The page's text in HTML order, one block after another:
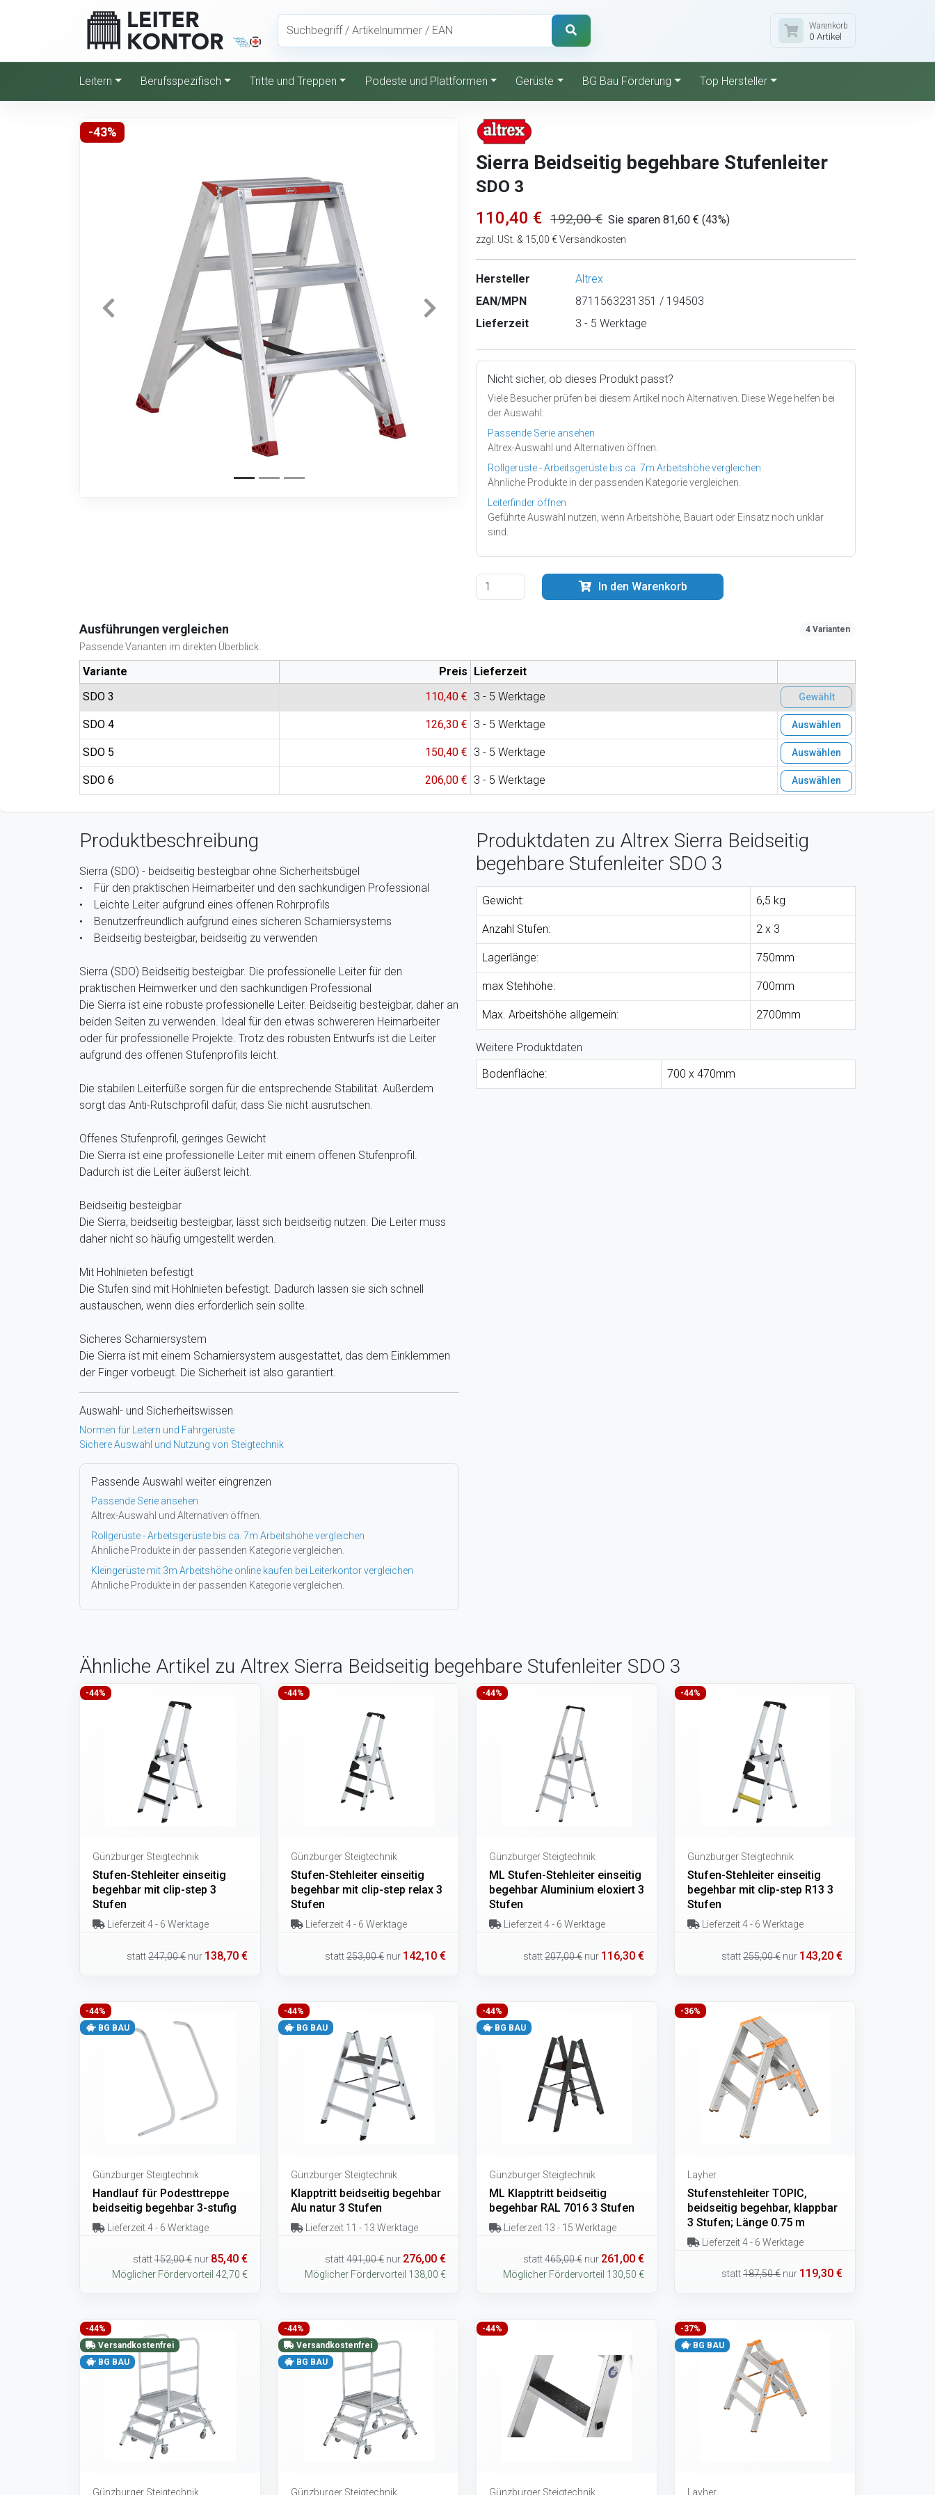
Warenkorb
0 Artikel
Leitern Berufsspezifisch Tritte und Treppen Podeste und Plattformen Gerüste BG Bau Förderung Top Hersteller
-43%
Sierra Beidseitig begehbare Stufenleiter
SDO 3
110,40 € 192,00 € Sie sparen 81,60 € (43%)
zzgl. USt. & 15,00 € Versandkosten
Hersteller
Altrex
EAN/MPN
8711563231351 / 194503
Lieferzeit
3 - 5 Werktage
Nicht sicher, ob dieses Produkt passt?
Viele Besucher prüfen bei diesem Artikel noch Alternativen. Diese Wege helfen bei
der Auswahl:
Passende Serie ansehen
Altrex-Auswahl und Alternativen öffnen.
Rollgerüste - Arbeitsgerüste bis ca. 7m Arbeitshöhe vergleichen
Ähnliche Produkte in der passenden Kategorie vergleichen.
Leiterfinder öffnen
Geführte Auswahl nutzen, wenn Arbeitshöhe, Bauart oder Einsatz noch unklar
sind.
In den Warenkorb
Ausführungen vergleichen
Passende Varianten im direkten Überblick.
4 Varianten
Variante Preis Lieferzeit
SDO 3
110,40 € 3 - 5 Werktage Gewählt
SDO 4 126,30 € 3 - 5 Werktage Auswählen
SDO 5 150,40 € 3 - 5 Werktage Auswählen
SDO 6 206,00 € 3 - 5 Werktage Auswählen
Produktbeschreibung
Sierra (SDO) - beidseitig besteigbar ohne Sicherheitsbügel
• Für den praktischen Heimarbeiter und den sachkundigen Professional
• Leichte Leiter aufgrund eines offenen Rohrprofils
• Benutzerfreundlich aufgrund eines sicheren Scharniersystems
• Beidseitig besteigbar, beidseitig zu verwenden
Sierra (SDO) Beidseitig besteigbar. Die professionelle Leiter für den
praktischen Heimwerker und den sachkundigen Professional
Die Sierra ist eine robuste professionelle Leiter. Beidseitig besteigbar, daher an
beiden Seiten zu verwenden. Ideal für den etwas schwereren Heimarbeiter
oder für professionelle Projekte. Trotz des robusten Entwurfs ist die Leiter
aufgrund des offenen Stufenprofils leicht.
Die stabilen Leiterfüße sorgen für die entsprechende Stabilität. Außerdem
sorgt das Anti-Rutschprofil dafür, dass Sie nicht ausrutschen.
Offenes Stufenprofil, geringes Gewicht
Die Sierra ist eine professionelle Leiter mit einem offenen Stufenprofil.
Dadurch ist die Leiter äußerst leicht.
Beidseitig besteigbar
Die Sierra, beidseitig besteigbar, lässt sich beidseitig nutzen. Die Leiter muss
daher nicht so häufig umgestellt werden.
Mit Hohlnieten befestigt
Die Stufen sind mit Hohlnieten befestigt. Dadurch lassen sie sich schnell
austauschen, wenn dies erforderlich sein sollte.
Sicheres Scharniersystem
Die Sierra ist mit einem Scharniersystem ausgestattet, das dem Einklemmen
der Finger vorbeugt. Die Sicherheit ist also garantiert.
Auswahl- und Sicherheitswissen
Normen für Leitern und Fahrgerüste
Sichere Auswahl und Nutzung von Steigtechnik
Passende Auswahl weiter eingrenzen
Passende Serie ansehen
Altrex-Auswahl und Alternativen öffnen.
Rollgerüste - Arbeitsgerüste bis ca. 7m Arbeitshöhe vergleichen
Ähnliche Produkte in der passenden Kategorie vergleichen.
Kleingerüste mit 3m Arbeitshöhe online kaufen bei Leiterkontor vergleichen
Ähnliche Produkte in der passenden Kategorie vergleichen.
Produktdaten zu Altrex Sierra Beidseitig
begehbare Stufenleiter SDO 3
Gewicht: 6,5 kg
Anzahl Stufen: 2 x 3
Lagerlänge: 750mm
max Stehhöhe: 700mm
Max. Arbeitshöhe allgemein: 2700mm
Weitere Produktdaten
Bodenfläche:
700 x 470mm
Ähnliche Artikel zu Altrex Sierra Beidseitig begehbare Stufenleiter SDO 3
-44%
Günzburger Steigtechnik
Stufen-Stehleiter einseitig
begehbar mit clip-step 3
Stufen
Lieferzeit 4 - 6 Werktage
statt247,00 € nur 138,70 €
-44%
Günzburger Steigtechnik
Stufen-Stehleiter einseitig
begehbar mit clip-step relax 3
Stufen
Lieferzeit 4 - 6 Werktage
statt253,00 € nur 142,10 €
-44%
Günzburger Steigtechnik
ML Stufen-Stehleiter einseitig
begehbar Aluminium eloxiert 3
Stufen
Lieferzeit 4 - 6 Werktage
statt207,00 € nur 116,30 €
-44%
Günzburger Steigtechnik
Stufen-Stehleiter einseitig
begehbar mit clip-step R13 3
Stufen
Lieferzeit 4 - 6 Werktage
statt255,00 € nur 143,20 €
-44%
BG BAU
Günzburger Steigtechnik
Handlauf für Podesttreppe
beidseitig begehbar 3-stufig
Lieferzeit 4 - 6 Werktage
statt152,00 € nur 85,40 €
Möglicher Fördervorteil 42,70 €
-44%
BG BAU
Günzburger Steigtechnik
Klapptritt beidseitig begehbar
Alu natur 3 Stufen
Lieferzeit 11 - 13 Werktage
statt491,00 € nur 276,00 €
Möglicher Fördervorteil 138,00 €
-44%
BG BAU
Günzburger Steigtechnik
ML Klapptritt beidseitig
begehbar RAL 7016 3 Stufen
Lieferzeit 13 - 15 Werktage
statt465,00 € nur 261,00 €
Möglicher Fördervorteil 130,50 €
-36%
Layher
Stufenstehleiter TOPIC,
beidseitig begehbar, klappbar
3 Stufen; Länge 0.75 m
Lieferzeit 4 - 6 Werktage
statt187,50 € nur 119,30 €
-44%
Versandkostenfrei
BG BAU
Günzburger Steigtechnik
-44%
Versandkostenfrei
BG BAU
Günzburger Steigtechnik
-44%
Günzburger Steigtechnik
-37%
BG BAU
Layher